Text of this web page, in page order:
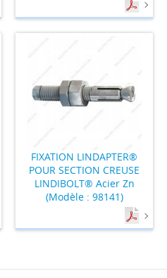
FIXATION LINDAPTER®
POUR SECTION CREUSE
LINDIBOLT® Acier Zn
(Modèle : 98141)